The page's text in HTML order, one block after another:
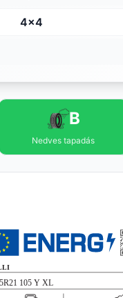
4x4
B
Nedves tapadás